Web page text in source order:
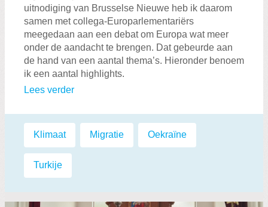
uitnodiging van Brusselse Nieuwe heb ik daarom
samen met collega-Europarlementariërs
meegedaan aan een debat om Europa wat meer
onder de aandacht te brengen. Dat gebeurde aan
de hand van een aantal thema’s. Hieronder benoem
ik een aantal highlights.
Lees verder
Labels:
Klimaat Migratie Oekraïne
Turkije